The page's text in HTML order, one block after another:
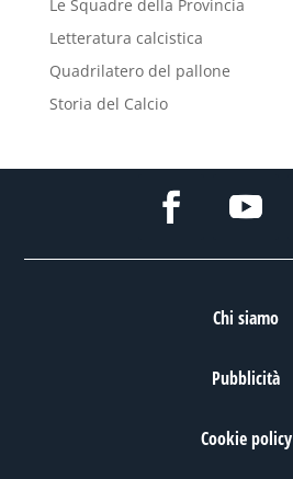
Le Squadre della Provincia
Letteratura calcistica
Quadrilatero del pallone
Storia del Calcio
Chi siamo
Pubblicità
Cookie policy